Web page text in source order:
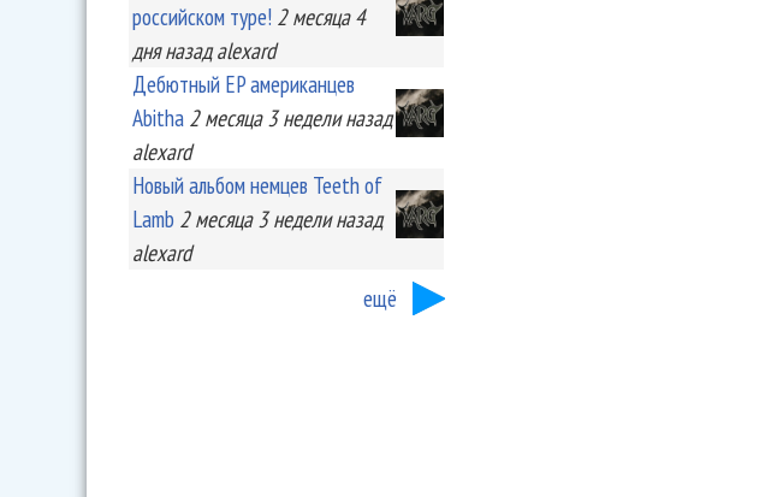
российском туре! 2 месяца 4
дняназад alexard
Дебютный EP американцев
Abitha 2 месяца 3 неделиназад
alexard
Новый альбом немцев Teeth of
Lamb 2 месяца 3 неделиназад
alexard
ещё